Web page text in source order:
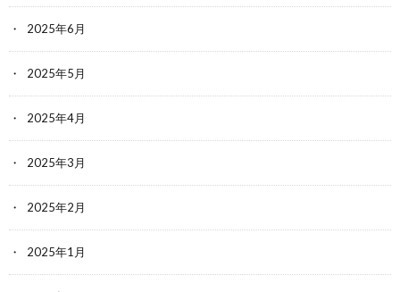
2025年6月
2025年5月
2025年4月
2025年3月
2025年2月
2025年1月